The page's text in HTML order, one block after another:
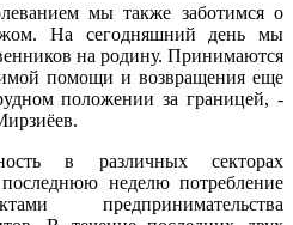
мы также заботимся о
На сегодняшний день мы
на родину. Принимаются
помощи и возвращения еще
положении за границей, -
в различных секторах
неделю потребление
предпринимательства